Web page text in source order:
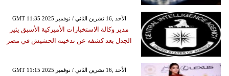
GMT 11:35 2025 الأحد ,16 تشرين الثاني / نوفمبر
مدير وكالة الاستخبارات الأميركية الأسبق يثير
الجدل بعد كشفه عن تدخينه الحشيش في مصر
GMT 11:15 2025 الأحد ,16 تشرين الثاني / نوفمبر